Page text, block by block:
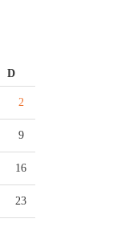
D
2
9
16
23